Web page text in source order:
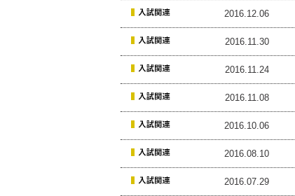
2016.12.06
2016.11.30
2016.11.24
2016.11.08
2016.10.06
2016.08.10
2016.07.29